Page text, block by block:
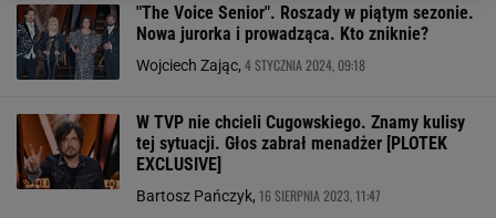
"The Voice Senior". Roszady w piątym sezonie.
Nowa jurorka i prowadząca. Kto zniknie?
Wojciech Zając, 4 STYCZNIA 2024, 09:18
W TVP nie chcieli Cugowskiego. Znamy kulisy
tej sytuacji. Głos zabrał menadżer [PLOTEK
EXCLUSIVE]
Bartosz Pańczyk, 16 SIERPNIA 2023, 11:47